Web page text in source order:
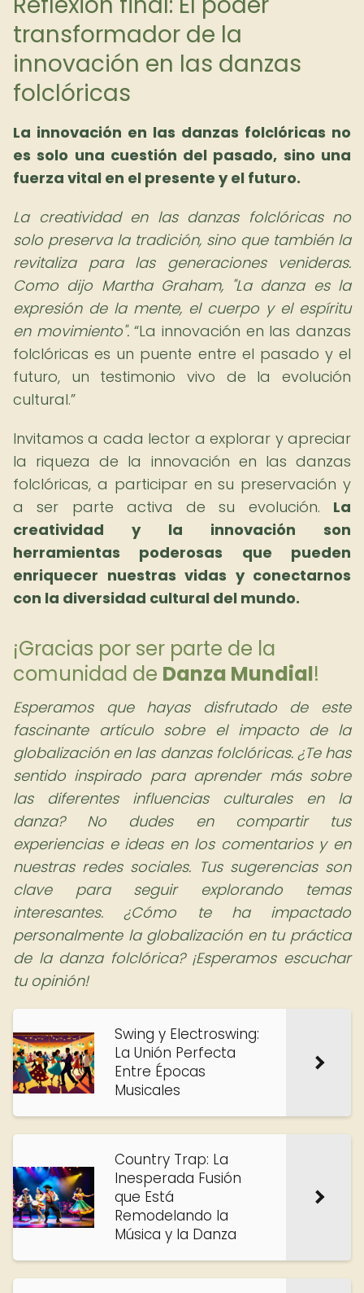
transformador de la
innovación en las danzas
folclóricas
La innovación en las danzas folclóricas no
es solo una cuestión del pasado, sino una
fuerza vital en el presente y el futuro.
La creatividad en las danzas folclóricas no
solo preserva la tradición, sino que también la
revitaliza para las generaciones venideras.
Como dijo Martha Graham, "La danza es la
expresión de la mente, el cuerpo y el espíritu
en movimiento". La innovación en las danzas
folclóricas es un puente entre el pasado y el
futuro, un testimonio vivo de la evolución
cultural.
Invitamos a cada lector a explorar y apreciar
la riqueza de la innovación en las danzas
folclóricas, a participar en su preservación y
a ser parte activa de su evolución. La
creatividad y la innovación son
herramientas poderosas que pueden
enriquecer nuestras vidas y conectarnos
con la diversidad cultural del mundo.
¡Gracias por ser parte de la
comunidad de Danza Mundial!
Esperamos que hayas disfrutado de este
fascinante artículo sobre el impacto de la
globalización en las danzas folclóricas. ¿Te has
sentido inspirado para aprender más sobre
las diferentes influencias culturales en la
danza?No dudes en compartir tus
experiencias e ideas en los comentarios y en
nuestras redes sociales. Tus sugerencias son
clave para seguir explorando temas
interesantes. ¿Cómo te ha impactado
personalmente la globalización en tu práctica
de la danza folclórica? ¡Esperamos escuchar
tu opinión!
Swing y Electroswing:
La Unión Perfecta
Entre Épocas
Musicales
Country Trap: La
Inesperada Fusión
que Está
Remodelando la
Música y la Danza